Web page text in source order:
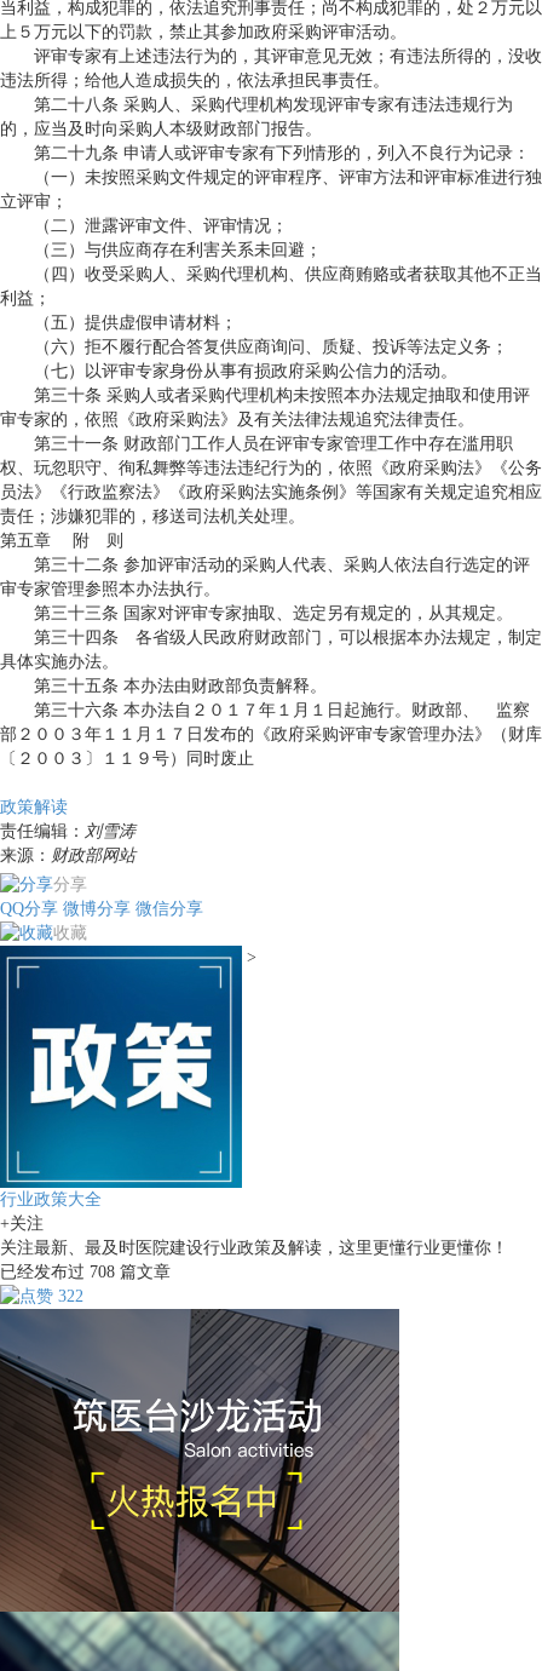
当利益，构成犯罪的，依法追究刑事责任；尚不构成犯罪的，处２万元以
上５万元以下的罚款，禁止其参加政府采购评审活动。
评审专家有上述违法行为的，其评审意见无效；有违法所得的，没收
违法所得；给他人造成损失的，依法承担民事责任。
第二十八条 采购人、采购代理机构发现评审专家有违法违规行为
的，应当及时向采购人本级财政部门报告。
第二十九条 申请人或评审专家有下列情形的，列入不良行为记录：
（一）未按照采购文件规定的评审程序、评审方法和评审标准进行独
立评审；
（二）泄露评审文件、评审情况；
（三）与供应商存在利害关系未回避；
（四）收受采购人、采购代理机构、供应商贿赂或者获取其他不正当
利益；
（五）提供虚假申请材料；
（六）拒不履行配合答复供应商询问、质疑、投诉等法定义务；
（七）以评审专家身份从事有损政府采购公信力的活动。
第三十条 采购人或者采购代理机构未按照本办法规定抽取和使用评
审专家的，依照《政府采购法》及有关法律法规追究法律责任。
第三十一条 财政部门工作人员在评审专家管理工作中存在滥用职
权、玩忽职守、徇私舞弊等违法违纪行为的，依照《政府采购法》《公务
员法》《行政监察法》《政府采购法实施条例》等国家有关规定追究相应
责任；涉嫌犯罪的，移送司法机关处理。
第五章 附 则
第三十二条 参加评审活动的采购人代表、采购人依法自行选定的评
审专家管理参照本办法执行。
第三十三条 国家对评审专家抽取、选定另有规定的，从其规定。
第三十四条 各省级人民政府财政部门，可以根据本办法规定，制定
具体实施办法。
第三十五条 本办法由财政部负责解释。
第三十六条 本办法自２０１７年１月１日起施行。财政部、 监察
部２００３年１１月１７日发布的《政府采购评审专家管理办法》（财库
〔２００３〕１１９号）同时废止
政策解读
责任编辑： 刘雪涛
来源： 财政部网站
分享
QQ分享 微博分享 微信分享
收藏
>
行业政策大全
+关注
关注最新、最及时医院建设行业政策及解读，这里更懂行业更懂你！
已经发布过 708 篇文章
322